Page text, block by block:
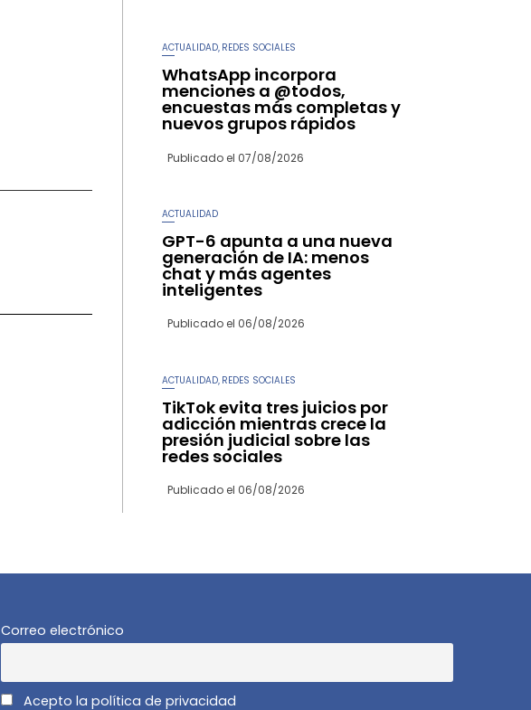
ACTUALIDAD, REDES SOCIALES
WhatsApp incorpora
menciones a @todos,
encuestas más completas y
nuevos grupos rápidos
Publicado el 07/08/2026
ACTUALIDAD
GPT-6 apunta a una nueva
generación de IA: menos
chat y más agentes
inteligentes
Publicado el 06/08/2026
ACTUALIDAD REDES SOCIALES
TikTok evita tres juicios por
adicción mientras crece la
presión judicial sobre las
redes sociales
Publicado el 06/08/2026
Correo electrónico
Acepto la política de privacidad